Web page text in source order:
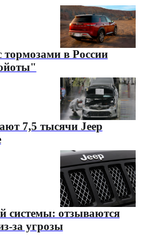
тормозами в России
7,5 тысячи Jeep
системы: отзываются
за угрозы